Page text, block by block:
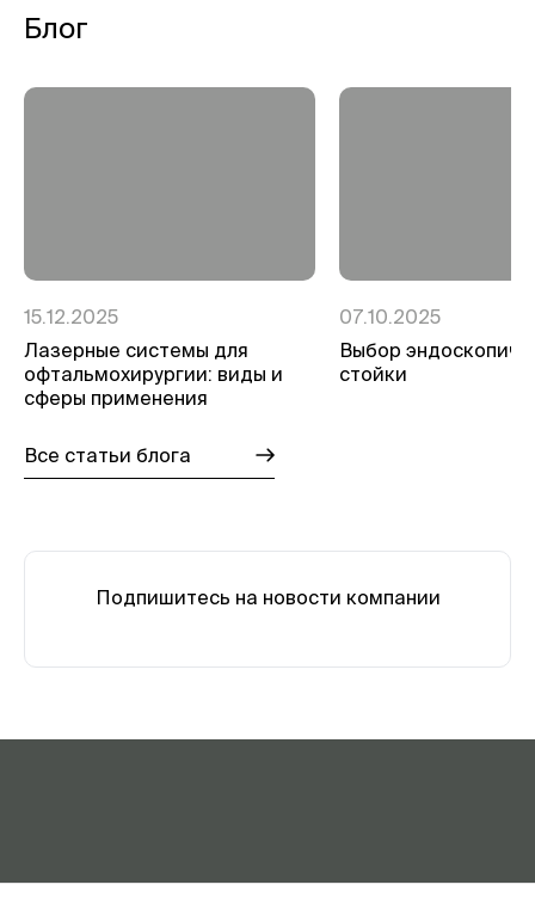
Блог
15.12.2025
Лазерные системы для
офтальмохирургии: виды и
сферы применения
07.10.2025
Выбор
стойки
Все статьи блога
Подпишитесь на новости компании